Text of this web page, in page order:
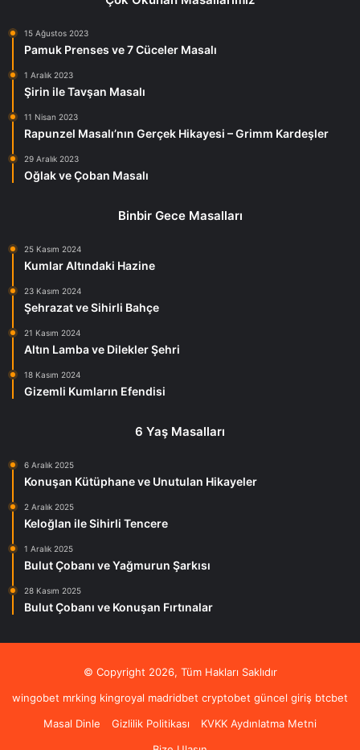
15 Ağustos 2023
Pamuk Prenses ve 7 Cüceler Masalı
1 Aralık 2023
Şirin ile Tavşan Masalı
11 Nisan 2023
Rapunzel Masalı’nın Gerçek Hikayesi – Grimm Kardeşler
29 Aralık 2023
Oğlak ve Çoban Masalı
Binbir Gece Masalları
25 Kasım 2024
Kumlar Altındaki Hazine
23 Kasım 2024
Şehrazat ve Sihirli Bahçe
21 Kasım 2024
Altın Lamba ve Dilekler Şehri
18 Kasım 2024
Gizemli Kumların Efendisi
6 Yaş Masalları
6 Aralık 2025
Konuşan Kütüphane ve Unutulan Hikayeler
2 Aralık 2025
Keloğlan ile Sihirli Tencere
1 Aralık 2025
Bulut Çobanı ve Yağmurun Şarkısı
28 Kasım 2025
Bulut Çobanı ve Konuşan Fırtınalar
© Copyright 2026, Tüm Hakları Saklıdır
wingobet mrking kingroyal madridbet cryptobet güncel giriş btcbet
Masal Dinle
Gizlilik Politikası
KVKK Aydınlatma Metni